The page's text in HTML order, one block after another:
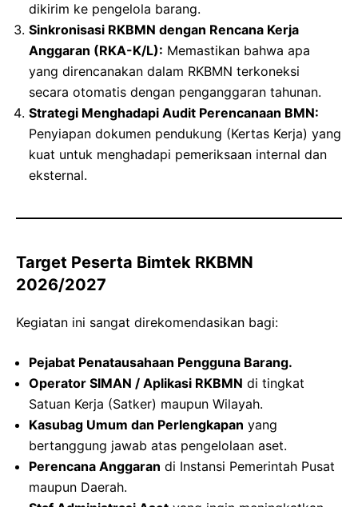
dikirim ke pengelola barang.
Sinkronisasi RKBMN dengan Rencana Kerja
Anggaran (RKA-K/L): Memastikan bahwa apa
yang direncanakan dalam RKBMN terkoneksi
secara otomatis dengan penganggaran tahunan.
Strategi Menghadapi Audit Perencanaan BMN:
Penyiapan dokumen pendukung (Kertas Kerja) yang
kuat untuk menghadapi pemeriksaan internal dan
eksternal.
Target Peserta Bimtek RKBMN
2026/2027
Kegiatan ini sangat direkomendasikan bagi:
Pejabat Penatausahaan Pengguna Barang.
Operator SIMAN / Aplikasi RKBMN di tingkat
Satuan Kerja (Satker) maupun Wilayah.
Kasubag Umum dan Perlengkapan yang
bertanggung jawab atas pengelolaan aset.
Perencana Anggaran di Instansi Pemerintah Pusat
maupun Daerah.